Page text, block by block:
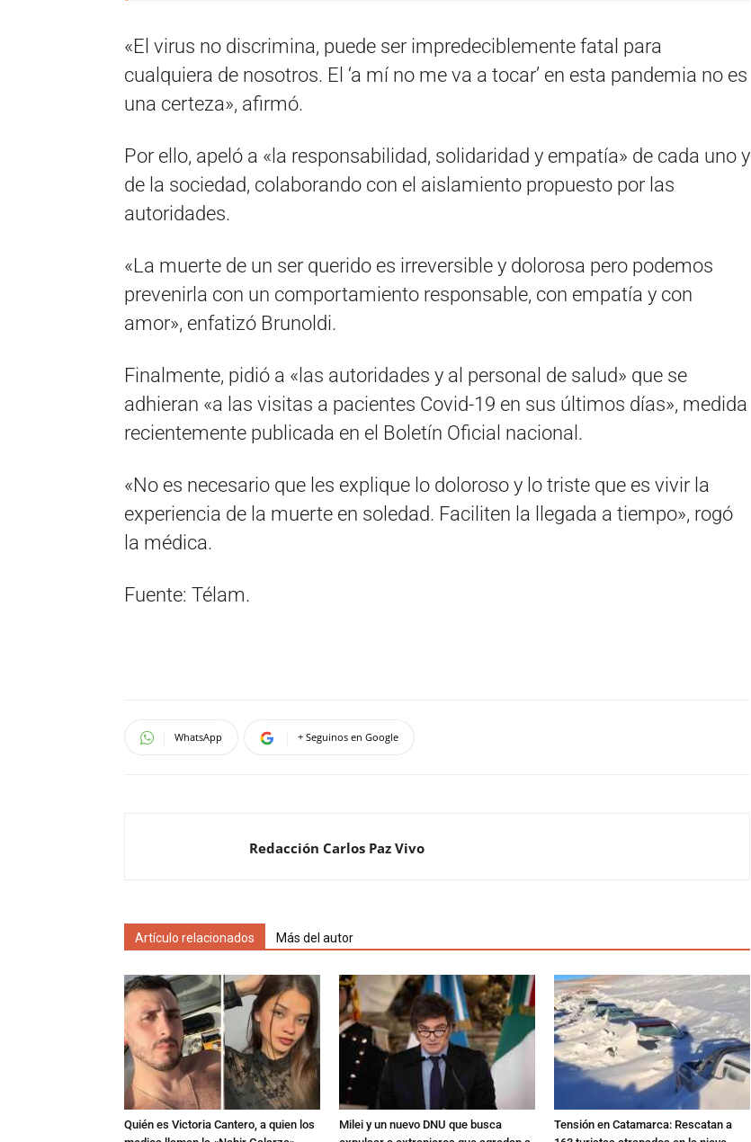
«El virus no discrimina, puede ser impredeciblemente fatal para
cualquiera de nosotros. El ‘a mí no me va a tocar’ en esta pandemia no es
una certeza», afirmó.
Por ello, apeló a «la responsabilidad, solidaridad y empatía» de cada uno y
de la sociedad, colaborando con el aislamiento propuesto por las
autoridades.
«La muerte de un ser querido es irreversible y dolorosa pero podemos
prevenirla con un comportamiento responsable, con empatía y con
amor», enfatizó Brunoldi.
Finalmente, pidió a «las autoridades y al personal de salud» que se
adhieran «a las visitas a pacientes Covid-19 en sus últimos días», medida
recientemente publicada en el Boletín Oficial nacional.
«No es necesario que les explique lo doloroso y lo triste que es vivir la
experiencia de la muerte en soledad. Faciliten la llegada a tiempo», rogó
la médica.
Fuente: Télam.
WhatsApp + Seguinos en Google
Redacción Carlos Paz Vivo
Artículo relacionados Más del autor
Quién es Victoria Cantero, a quien los
Milei y un nuevo DNU que busca
Tensión en Catamarca: Rescatan a